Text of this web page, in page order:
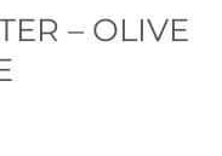
– OLIVE